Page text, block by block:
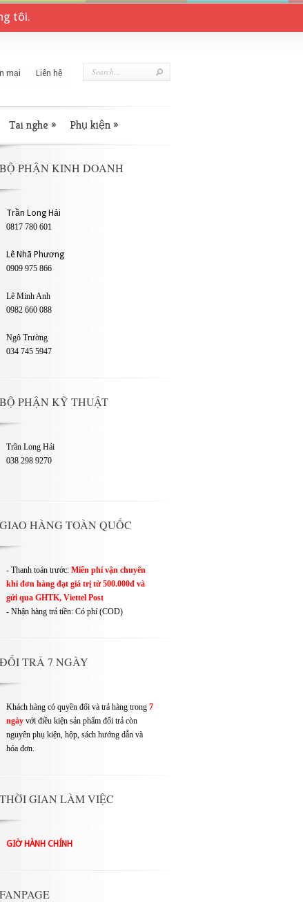
tôi.
mại Liên hệ
Tai nghe » Phụ kiện»
BỘ PHẬN KINH DOANH
Trần Long Hải
0817 780 601
Lê Nhã Phương
0909 975 866
Lê Minh Anh
0982 660 088
Ngô Trường
034 745 5947
BỘ PHẬN KỸ THUẬT
Trần Long Hải
038 298 9270
GIAO HÀNG TOÀN QUỐC
- Thanh toán trước: Miễn phí vận chuyển
khi đơn hàng đạt giá trị từ 500.000đ và
gửi qua GHTK, Viettel Post
- Nhận hàng trả tiền: Có phí (COD)
ĐỔI TRẢ 7 NGÀY
Khách hàng có quyền đổi và trả hàng trong 7
ngày với điều kiện sản phẩm đổi trả còn
nguyên phụ kiện, hộp, sách hướng dẫn và
hóa đơn.
THỜI GIAN LÀM VIỆC
GIỜ HÀNH CHÍNH
FANPAGE